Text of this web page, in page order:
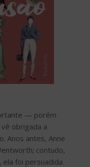
— porém
obrigada a
Anos antes, Anne
contudo,
foi persuadida